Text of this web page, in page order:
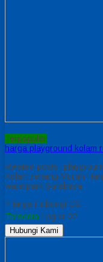
Terpopuler
harga playground kolam
Related posts:
Kolam renang Murah
waterpark Surabaya
*Harga Hubungi CS
Tersedia / pg kr 02
Hubungi Kami